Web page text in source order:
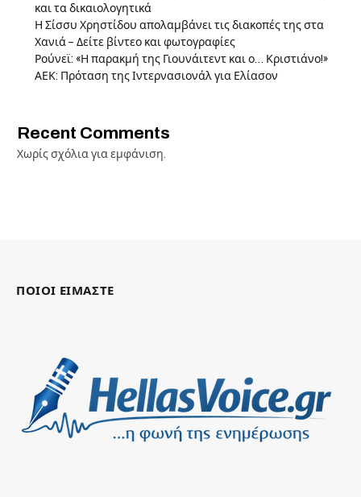
και τα δικαιολογητικά
Η Σίσσυ Χρηστίδου απολαμβάνει τις διακοπές της στα
Χανιά – Δείτε βίντεο και φωτογραφίες
Ρούνεϊ: «Η παρακμή της Γιουνάιτεντ και ο… Κριστιάνο!»
ΑΕΚ: Πρόταση της Ιντερνασιονάλ για Ελίασον
Recent Comments
Χωρίς σχόλια για εμφάνιση.
ΠΟΙΟΙ ΕΙΜΑΣΤΕ